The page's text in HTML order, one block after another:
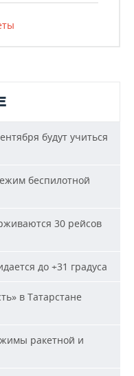
будут учиться
беспилотной
30 рейсов
до +31 градуса
в Татарстане
ракетной и